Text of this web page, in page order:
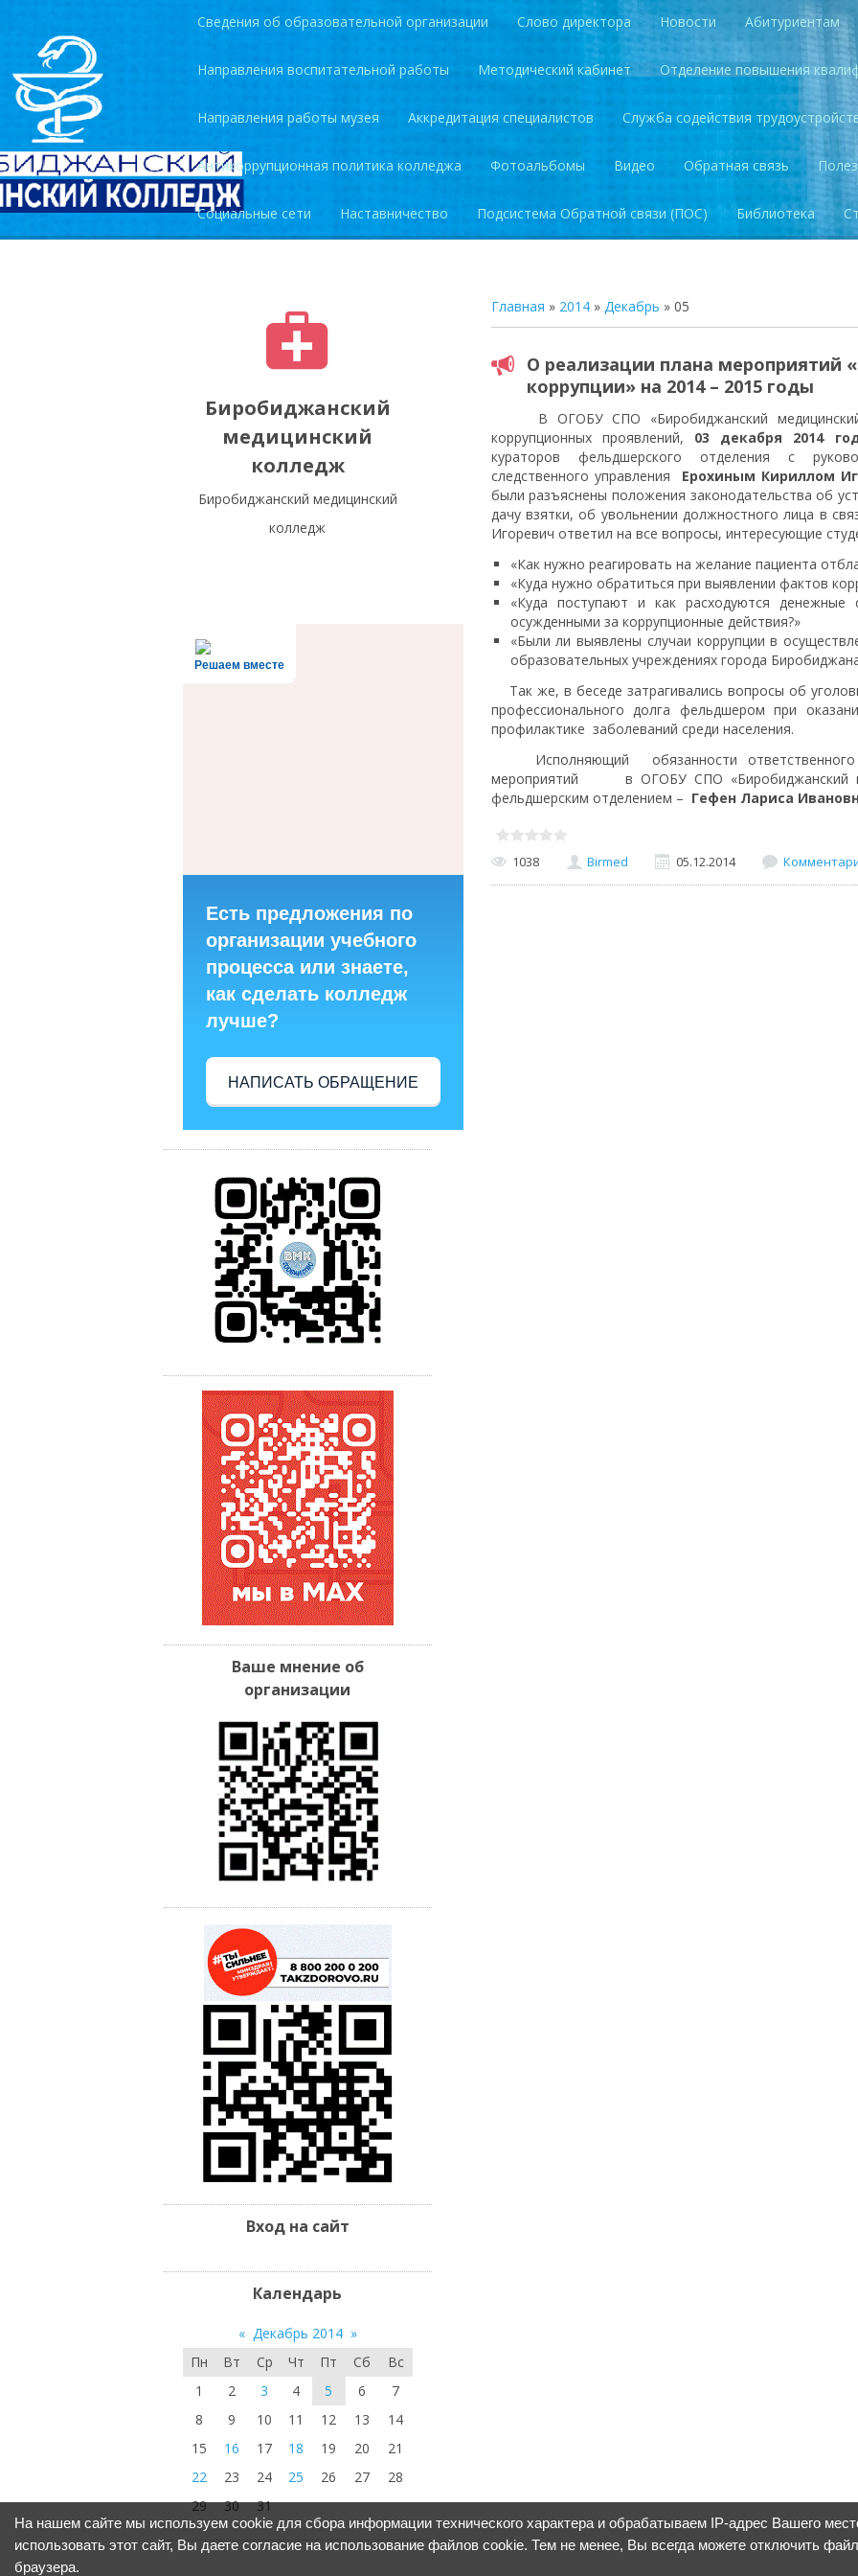
Сведения об образовательной организации Слово директора Новости Абитуриентам
Направления воспитательной работы Методический кабинет Отделение повышения
Направления работы музея Аккредитация специалистов Служба содействия
Антикоррупционная политика колледжа Фотоальбомы Видео Обратная связь
Социальные сети Наставничество Подсистема Обратной связи (ПОС) Библиотека
Биробиджанский
медицинский
колледж
Биробиджанский медицинский
колледж
Главная » 2014 » Декабрь » 05
О реализации плана мероприятий
коррупции» на 2014 – 2015 годы
В ОГОБУ СПО «Биробиджанский медицинский
коррупционных проявлений, 03 декабря 2014
кураторов фельдшерского отделения с
следственного управления Ерохиным Кириллом
были разъяснены положения законодательства об
дачу взятки, об увольнении должностного лица в
Игоревич ответил на все вопросы, интересующие
«Как нужно реагировать на желание пациента
«Куда нужно обратиться при выявлении фактов
«Куда поступают и как расходуются денежные
осужденными за коррупционные действия?»
«Были ли выявлены случаи коррупции в
образовательных учреждениях города
Так же, в беседе затрагивались вопросы об
профессионального долга фельдшером при
профилактике заболеваний среди населения.
Исполняющий обязанности ответственного
мероприятий в ОГОБУ СПО «Биробиджанский
фельдшерским отделением – Гефен Лариса
1038 Birmed 05.12.2014
Решаем вместе
Есть предложения по
организации учебного
процесса или знаете,
как сделать колледж
лучше?
НАПИСАТЬ ОБРАЩЕНИЕ
Ваше мнение об
организации
Вход на сайт
Календарь
« Декабрь 2014 »
Пн
Вт Ср Чт Пт Сб
Вс
1
2 3 4 5 6
7
8
9 10 11 12 13
14
15
16 17 18 19 20
21
22
23 24 25 26 27
28
29
30 31
На нашем сайте мы используем cookie для сбора информации технического характера и обрабатываем IP-адрес Вашего
использовать этот сайт, Вы даете согласие на использование файлов cookie. Тем не менее, Вы всегда можете отключить
браузера.